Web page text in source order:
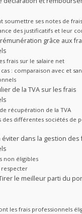
soumettre ses notes de frais
des justificatifs et leur
grâce aux
frais sur le salaire net
: comparaison avec et
de la TVA sur les frais
récupération de la TVA
des différentes sociétés de
dans la gestion des
non éligibles
respecter
le meilleur parti du
les frais professionnels